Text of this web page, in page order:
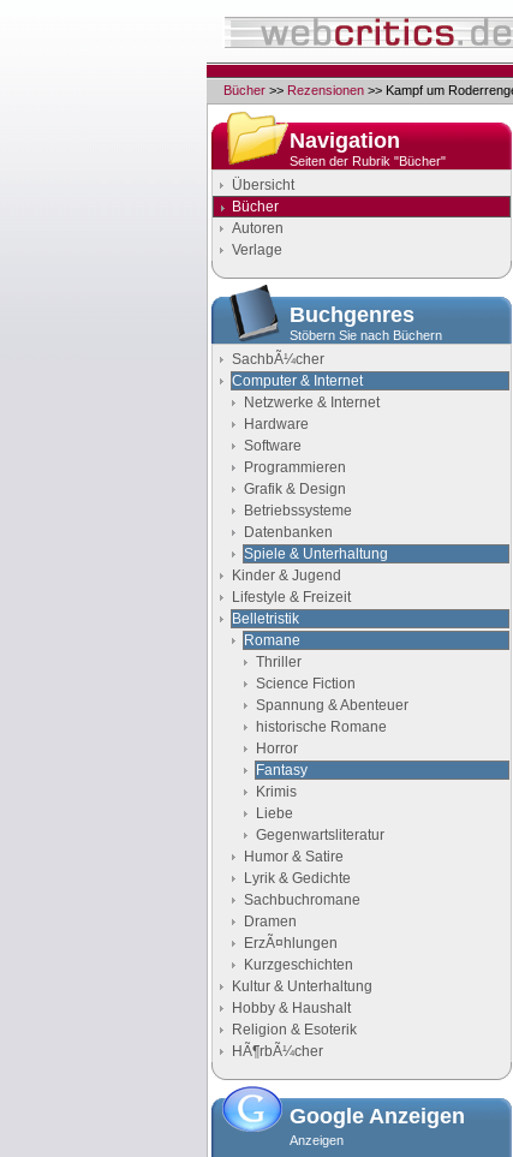
Bücher >> Rezensionen >> Kampf um
Navigation
Seiten der Rubrik "Bücher"
Übersicht
Bücher
Autoren
Verlage
Buchgenres
Stöbern Sie nach Büchern
SachbÃ¼cher
Computer & Internet
Netzwerke & Internet
Hardware
Software
Programmieren
Grafik & Design
Betriebssysteme
Datenbanken
Spiele & Unterhaltung
Kinder & Jugend
Lifestyle & Freizeit
Belletristik
Romane
Thriller
Science Fiction
Spannung & Abenteuer
historische Romane
Horror
Fantasy
Krimis
Liebe
Gegenwartsliteratur
Humor & Satire
Lyrik & Gedichte
Sachbuchromane
Dramen
ErzÃ¤hlungen
Kurzgeschichten
Kultur & Unterhaltung
Hobby & Haushalt
Religion & Esoterik
HÃ¶rbÃ¼cher
Google Anzeigen
Anzeigen